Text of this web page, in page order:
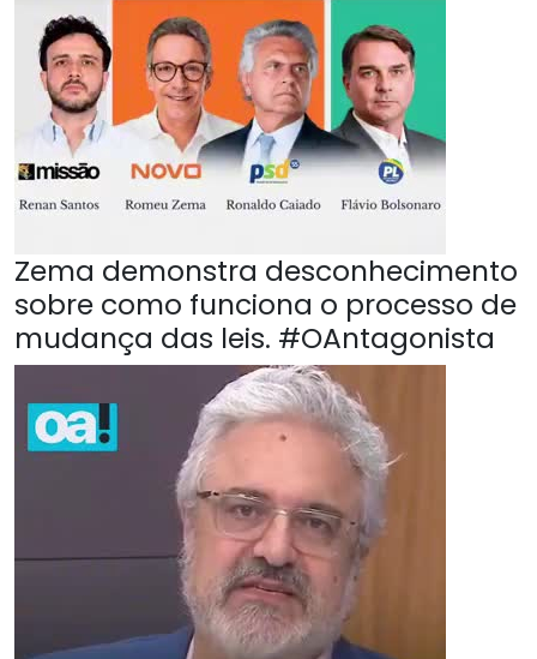
Zema demonstra desconhecimento
sobre como funciona o processo de
mudança das leis. #OAntagonista